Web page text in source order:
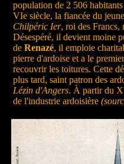
population de 2 506
VIe siècle, la fiancée du
Chilpéric Ier, roi des Francs,
Désespéré, il devient moine
de Renazé, il emploie
pierre d'ardoise et a le
recouvrir les toitures. Cette
plus tard, saint patron des
Lézin d'Angers. À partir du
de l'industrie ardoisière